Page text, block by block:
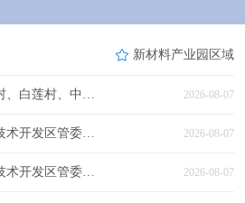
新材料产业园区域
《常熟市碧溪街道龙桥村、白莲村、中南村、横塘村、新苑村、小市村村庄规划（2021-2035年）局部调整(2026年)》批前公示 2026-08-07
2026年8月7日常熟经济技术开发区管委会作出的建设项目环境影响评价文件审批决定的公告 2026-08-07
2026年8月7日常熟经济技术开发区管委会受理环境影响报告书（表）情况的公示 2026-08-07